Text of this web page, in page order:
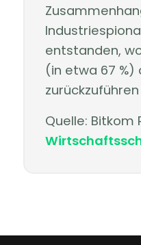
entstanden,
(in etwa 67
Quelle: Bitkom